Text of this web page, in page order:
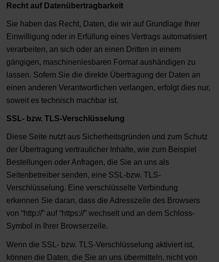
Recht auf Datenübertragbarkeit
Sie haben das Recht, Daten, die wir auf Grundlage Ihrer
Einwilligung oder in Erfüllung eines Vertrags automatisiert
verarbeiten, an sich oder an einen Dritten in einem
gängigen, maschinenlesbaren Format aushändigen zu
lassen. Sofern Sie die direkte Übertragung der Daten an
einen anderen Verantwortlichen verlangen, erfolgt dies nur,
soweit es technisch machbar ist.
SSL- bzw. TLS-Verschlüsselung
Diese Seite nutzt aus Sicherheitsgründen und zum Schutz
der Übertragung vertraulicher Inhalte, wie zum Beispiel
Bestellungen oder Anfragen, die Sie an uns als
Seitenbetreiber senden, eine SSL-bzw. TLS-
Verschlüsselung. Eine verschlüsselte Verbindung
erkennen Sie daran, dass die Adresszeile des Browsers
von “http://” auf “https://” wechselt und an dem Schloss-
Symbol in Ihrer Browserzeile.
Wenn die SSL- bzw. TLS-Verschlüsselung aktiviert ist,
können die Daten, die Sie an uns übermitteln, nicht von